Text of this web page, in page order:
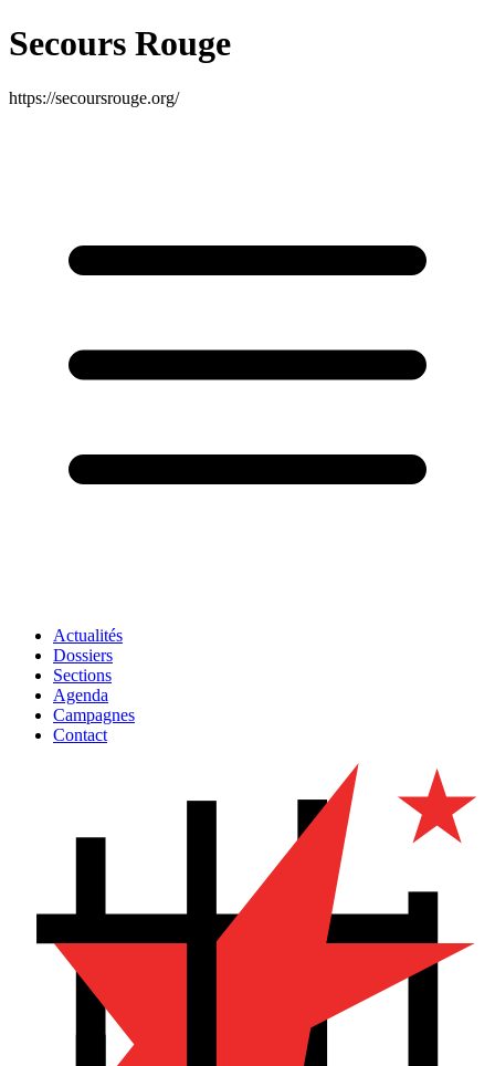
Secours Rouge
https://secoursrouge.org/
Actualités
Dossiers
Sections
Agenda
Campagnes
Contact